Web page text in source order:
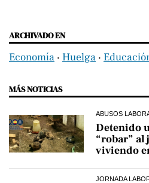
ARCHIVADO EN
Economía ‧ Huelga ‧
MÁS NOTICIAS
ABUSOS
Detenido
“robar” al
viviendo
JORNADA